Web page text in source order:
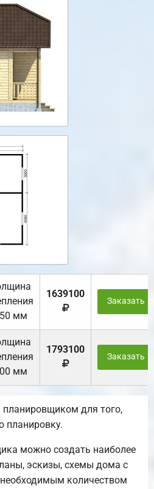
мм
1639100
Заказать
мм
1793100
Заказать
для того,
планировку.
можно создать наиболее
эскизы, схемы дома с
количеством